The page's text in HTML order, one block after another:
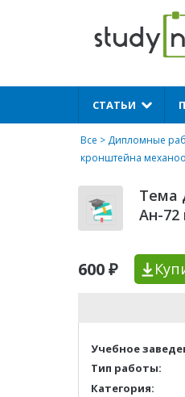
СТАТЬИ
Все > Дипломные
кронштейна
Тема
Ан-72
600 ₽
Учебное
Тип работы:
Категория: